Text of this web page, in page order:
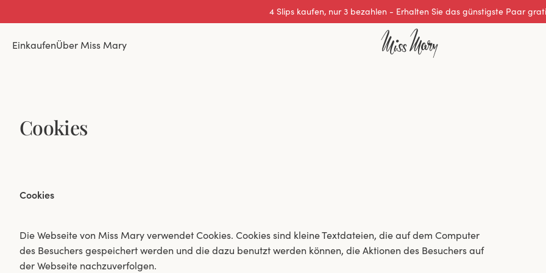
4 Slips kaufen, nur 3 bezahlen - Erhalten Sie das günstigste Paar
EinkaufenÜber Miss Mary
Cookies
Cookies
Die Webseite von Miss Mary verwendet Cookies. Cookies sind kleine Textdateien, die auf dem Computer
des Besuchers gespeichert werden und die dazu benutzt werden können, die Aktionen des Besuchers auf
der Webseite nachzuverfolgen.